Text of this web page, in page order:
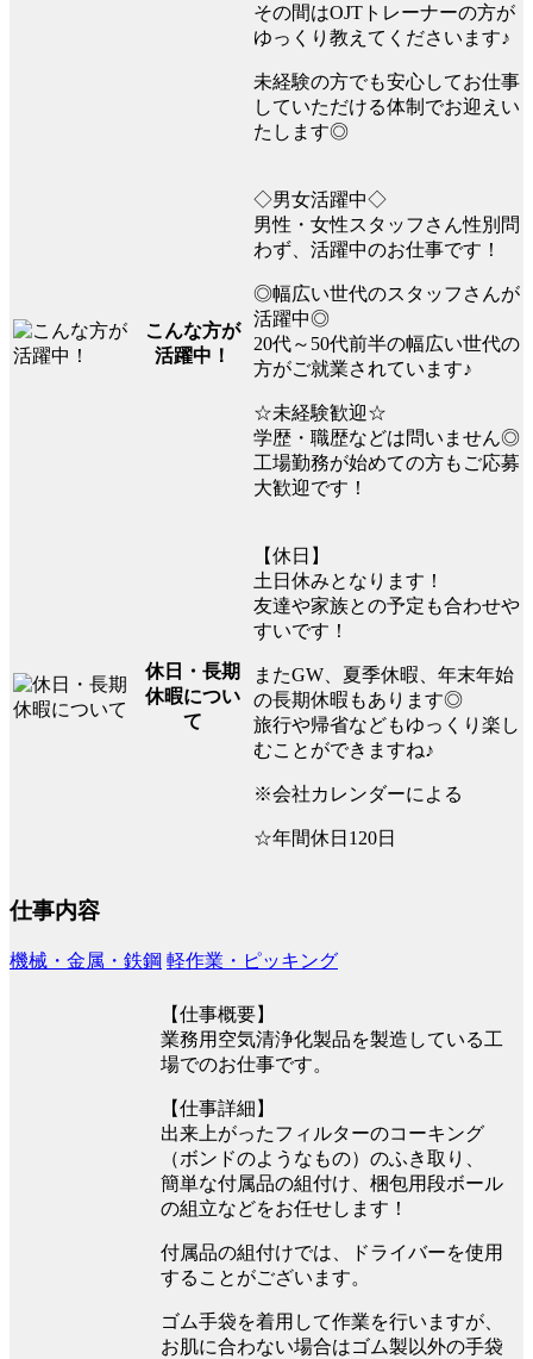
その間はOJTトレーナーの方が
ゆっくり教えてくださいます♪
未経験の方でも安心してお仕事
していただける体制でお迎えい
たします◎
こんな方が
活躍中！
◇男女活躍中◇
男性・女性スタッフさん性別問
わず、活躍中のお仕事です！
◎幅広い世代のスタッフさんが
活躍中◎
20代～50代前半の幅広い世代の
方がご就業されています♪
☆未経験歓迎☆
学歴・職歴などは問いません◎
工場勤務が始めての方もご応募
大歓迎です！
休日・長期
休暇につい
て
【休日】
土日休みとなります！
友達や家族との予定も合わせや
すいです！
またGW、夏季休暇、年末年始
の長期休暇もあります◎
旅行や帰省などもゆっくり楽し
むことができますね♪
※会社カレンダーによる
☆年間休日120日
仕事内容
機械・金属・鉄鋼 軽作業・ピッキング
【仕事概要】
業務用空気清浄化製品を製造している工
場でのお仕事です。
【仕事詳細】
出来上がったフィルターのコーキング
（ボンドのようなもの）のふき取り、
簡単な付属品の組付け、梱包用段ボール
の組立などをお任せします！
付属品の組付けでは、ドライバーを使用
することがございます。
ゴム手袋を着用して作業を行いますが、
お肌に合わない場合はゴム製以外の手袋